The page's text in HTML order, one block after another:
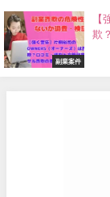
副業案件
【
欺